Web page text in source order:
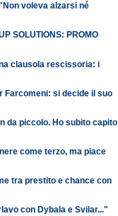
voleva alzarsi né
SOLUTIONS: PROMO
clausola rescissoria: i
Farcomeni: si decide il suo
da piccolo. Ho subito capito
come terzo, ma piace
tra prestito e chance con
con Dybala e Svilar..."